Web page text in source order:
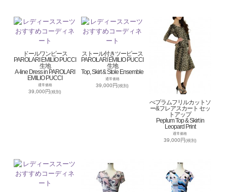
ドールワンピース
PAROLARI EMILIO PUCCI
生地
A-line Dress in PAROLARI
EMILIO PUCCI
通常価格
39,000円(税別)
ストール付きツーピース
PAROLARI EMILIO PUCCI
生地
Top, Skirt & Stole Ensemble
通常価格
39,000円(税別)
ぺプラムフリルカットソ
ー&フレアスカート セッ
トアップ
Peplum Top & Skirt in
Leopard Print
通常価格
39,000円(税別)